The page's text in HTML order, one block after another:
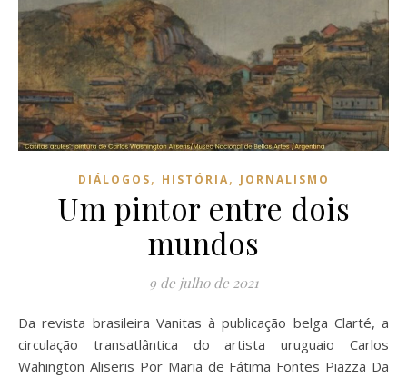
DIÁLOGOS, HISTÓRIA, JORNALISMO
Um pintor entre dois
mundos
9 de julho de 2021
Da revista brasileira Vanitas à publicação belga Clarté, a
circulação transatlântica do artista uruguaio Carlos
Wahington Aliseris Por Maria de Fátima Fontes Piazza Da